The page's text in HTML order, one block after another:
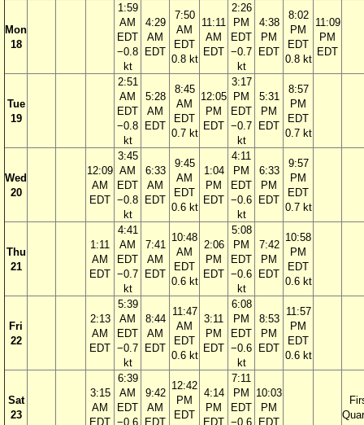
Mon
18
1:59
AM
EDT
−0.8
kt
4:29
AM
EDT
7:50
AM
EDT
0.8 kt
11:11
AM
EDT
2:26
PM
EDT
−0.7
kt
4:38
PM
EDT
8:02
PM
EDT
0.8 kt
11:09
PM
EDT
Tue
19
2:51
AM
EDT
−0.8
kt
5:28
AM
EDT
8:45
AM
EDT
0.7 kt
12:05
PM
EDT
3:17
PM
EDT
−0.7
kt
5:31
PM
EDT
8:57
PM
EDT
0.7 kt
Wed
20
12:09
AM
EDT
3:45
AM
EDT
−0.8
kt
6:33
AM
EDT
9:45
AM
EDT
0.6 kt
1:04
PM
EDT
4:11
PM
EDT
−0.6
kt
6:33
PM
EDT
9:57
PM
EDT
0.7 kt
Thu
21
1:11
AM
EDT
4:41
AM
EDT
−0.7
kt
7:41
AM
EDT
10:48
AM
EDT
0.6 kt
2:06
PM
EDT
5:08
PM
EDT
−0.6
kt
7:42
PM
EDT
10:58
PM
EDT
0.6 kt
Fri
22
2:13
AM
EDT
5:39
AM
EDT
−0.7
kt
8:44
AM
EDT
11:47
AM
EDT
0.6 kt
3:11
PM
EDT
6:08
PM
EDT
−0.6
kt
8:53
PM
EDT
11:57
PM
EDT
0.6 kt
Sat
23
3:15
AM
EDT
6:39
AM
EDT
−0.6
9:42
AM
EDT
12:42
PM
EDT
4:14
PM
EDT
7:11
PM
EDT
−0.6
10:03
PM
EDT